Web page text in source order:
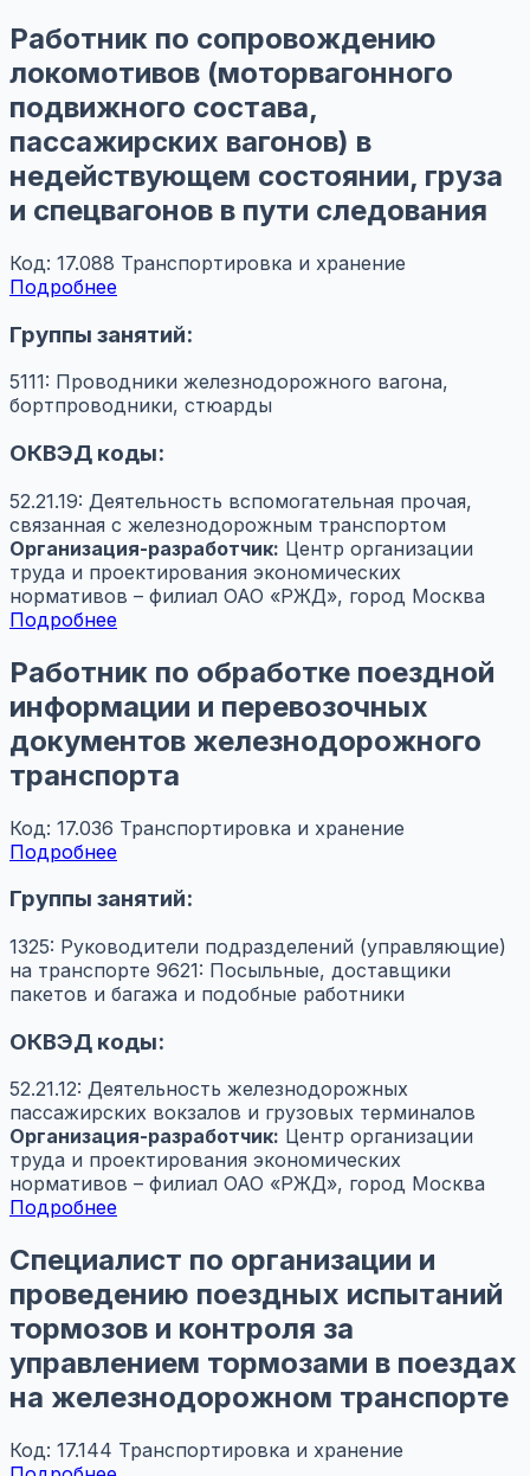
Работник по сопровождению
локомотивов (моторвагонного
подвижного состава,
пассажирских вагонов) в
недействующем состоянии, груза
и спецвагонов в пути следования
Код: 17.088 Транспортировка и хранение
Подробнее
Группы занятий:
5111: Проводники железнодорожного вагона,
бортпроводники, стюарды
ОКВЭД коды:
52.21.19: Деятельность вспомогательная прочая,
связанная с железнодорожным транспортом
Организация-разработчик: Центр организации
труда и проектирования экономических
нормативов – филиал ОАО «РЖД», город Москва
Подробнее
Работник по обработке поездной
информации и перевозочных
документов железнодорожного
транспорта
Код: 17.036 Транспортировка и хранение
Подробнее
Группы занятий:
1325: Руководители подразделений (управляющие)
на транспорте 9621: Посыльные, доставщики
пакетов и багажа и подобные работники
ОКВЭД коды:
52.21.12: Деятельность железнодорожных
пассажирских вокзалов и грузовых терминалов
Организация-разработчик: Центр организации
труда и проектирования экономических
нормативов – филиал ОАО «РЖД», город Москва
Подробнее
Специалист по организации и
проведению поездных испытаний
тормозов и контроля за
управлением тормозами в поездах
на железнодорожном транспорте
Код: 17.144 Транспортировка и хранение